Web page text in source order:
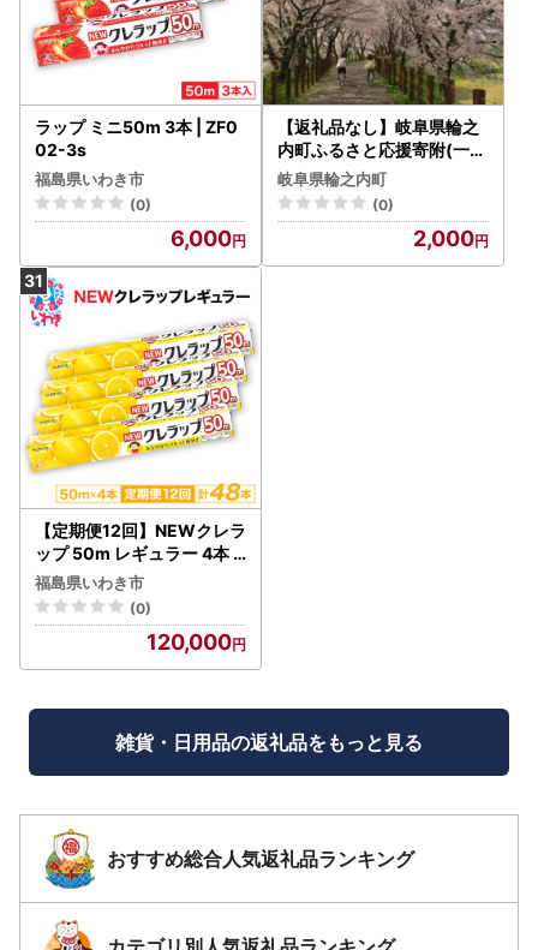
ラップ ミニ50m 3本 | ZF0
02-3s
福島県いわき市
(0)
6,000
【返礼品なし】岐阜県輪之
内町ふるさと応援寄附(一口
:2,000円)
岐阜県輪之内町
(0)
2,000
【定期便12回】NEWクレラ
ップ 50m レギュラー 4本 |
日用品 ラップ 消耗品 雑貨
調理 ギフト 粗品 クレハ 防
災 引っ越し まとめ買い 弁
当 酸化防止 挨拶 おにぎり
準備 保存 料理 台所 新生活
定期便 12回 | ZF001-4s-t1
福島県いわき市
(0)
120,000
雑貨・日用品の返礼品をもっと見る
おすすめ総合人気返礼品ランキング